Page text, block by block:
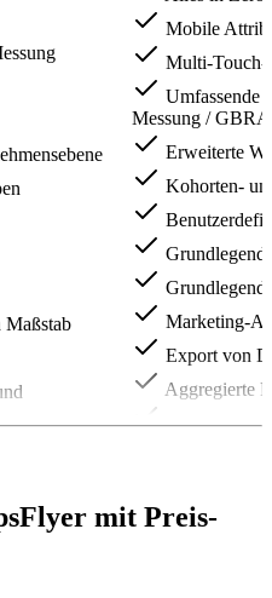
Maßstab
Mobile
Multi-
Umfassende
Messung /
Erweiterte
Kohorten-
Marketing-
Export von
Aggregierte
AppsFlyer
mit Preis-